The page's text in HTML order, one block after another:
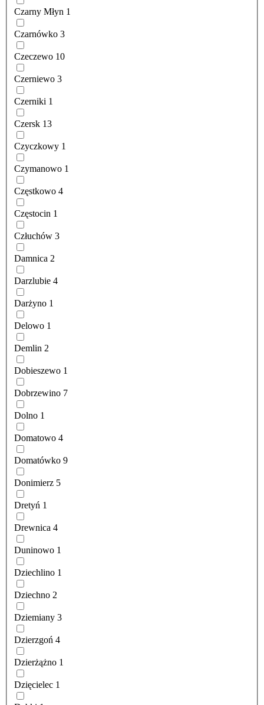
Czarny Młyn 1
Czarnówko 3
Czeczewo 10
Czerniewo 3
Czerniki 1
Czersk 13
Czyczkowy 1
Czymanowo 1
Częstkowo 4
Częstocin 1
Człuchów 3
Damnica 2
Darzlubie 4
Darżyno 1
Delowo 1
Demlin 2
Dobieszewo 1
Dobrzewino 7
Dolno 1
Domatowo 4
Domatówko 9
Donimierz 5
Dretyń 1
Drewnica 4
Duninowo 1
Dziechlino 1
Dziechno 2
Dziemiany 3
Dzierzgoń 4
Dzierżążno 1
Dzięcielec 1